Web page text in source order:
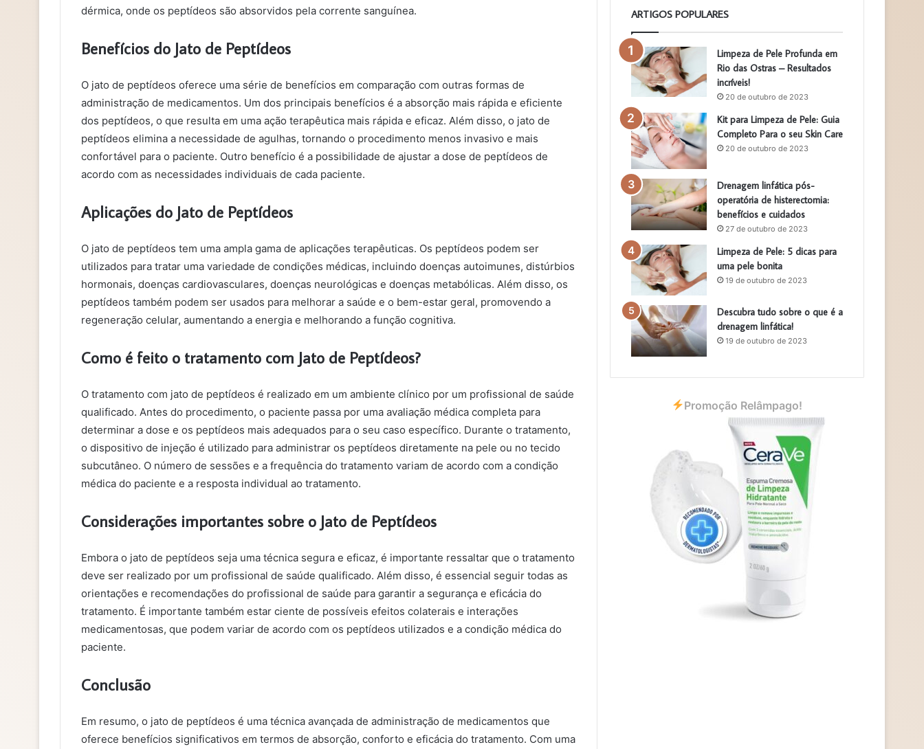
dérmica, onde os peptídeos são absorvidos pela corrente sanguínea.
Benefícios do Jato de Peptídeos
O jato de peptídeos oferece uma série de benefícios em comparação com outras formas de
administração de medicamentos. Um dos principais benefícios é a absorção mais rápida e eficiente
dos peptídeos, o que resulta em uma ação terapêutica mais rápida e eficaz. Além disso, o jato de
peptídeos elimina a necessidade de agulhas, tornando o procedimento menos invasivo e mais
confortável para o paciente. Outro benefício é a possibilidade de ajustar a dose de peptídeos de
acordo com as necessidades individuais de cada paciente.
Aplicações do Jato de Peptídeos
O jato de peptídeos tem uma ampla gama de aplicações terapêuticas. Os peptídeos podem ser
utilizados para tratar uma variedade de condições médicas, incluindo doenças autoimunes, distúrbios
hormonais, doenças cardiovasculares, doenças neurológicas e doenças metabólicas. Além disso, os
peptídeos também podem ser usados para melhorar a saúde e o bem-estar geral, promovendo a
regeneração celular, aumentando a energia e melhorando a função cognitiva.
Como é feito o tratamento com Jato de Peptídeos?
O tratamento com jato de peptídeos é realizado em um ambiente clínico por um profissional de saúde
qualificado. Antes do procedimento, o paciente passa por uma avaliação médica completa para
determinar a dose e os peptídeos mais adequados para o seu caso específico. Durante o tratamento,
o dispositivo de injeção é utilizado para administrar os peptídeos diretamente na pele ou no tecido
subcutâneo. O número de sessões e a frequência do tratamento variam de acordo com a condição
médica do paciente e a resposta individual ao tratamento.
Considerações importantes sobre o Jato de Peptídeos
Embora o jato de peptídeos seja uma técnica segura e eficaz, é importante ressaltar que o tratamento
deve ser realizado por um profissional de saúde qualificado. Além disso, é essencial seguir todas as
orientações e recomendações do profissional de saúde para garantir a segurança e eficácia do
tratamento. É importante também estar ciente de possíveis efeitos colaterais e interações
medicamentosas, que podem variar de acordo com os peptídeos utilizados e a condição médica do
paciente.
Conclusão
Em resumo, o jato de peptídeos é uma técnica avançada de administração de medicamentos que
oferece benefícios significativos em termos de absorção, conforto e eficácia do tratamento. Com uma
ARTIGOS POPULARES
Limpeza de Pele Profunda em
Rio das Ostras – Resultados
incríveis!
20 de outubro de 2023
Kit para Limpeza de Pele: Guia
Completo Para o seu Skin Care
20 de outubro de 2023
Drenagem linfática pós-
operatória de histerectomia:
benefícios e cuidados
27 de outubro de 2023
Limpeza de Pele: 5 dicas para
uma pele bonita
19 de outubro de 2023
Descubra tudo sobre o que é a
drenagem linfática!
19 de outubro de 2023
Promoção Relâmpago!